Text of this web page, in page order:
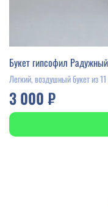
Букет гипсофил Радужный
Легкий, воздушный букет из
3 000 ₽